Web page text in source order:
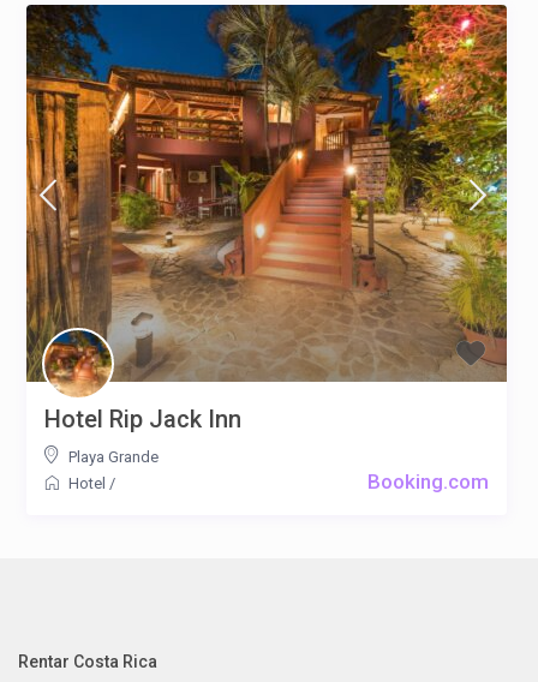
Booking.com
Hotel Rip Jack Inn
Playa Grande
Hotel /
Rentar Costa Rica